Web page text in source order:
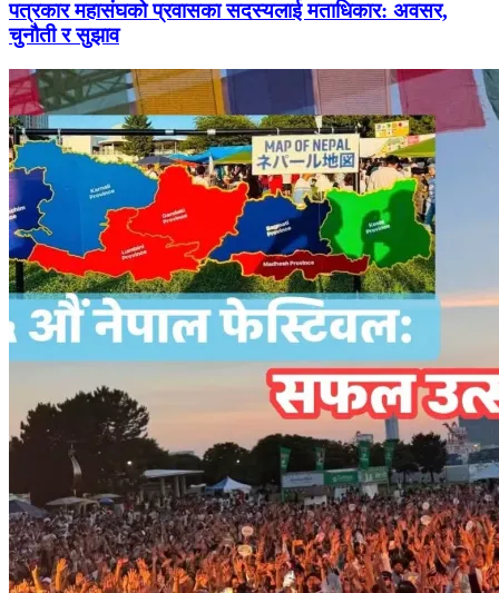
पत्रकार महासंघको प्रवासका सदस्यलाई मताधिकार: अवसर,
चुनौती र सुझाव